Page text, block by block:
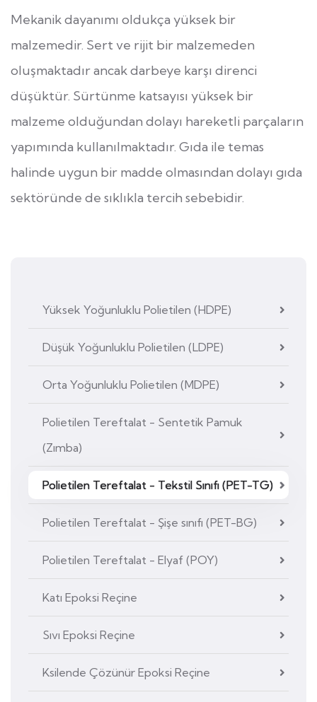
Yüksek Yoğunluklu Polietilen (HDPE)
Düşük Yoğunluklu Polietilen (LDPE)
Orta Yoğunluklu Polietilen (MDPE)
Polietilen Tereftalat - Sentetik Pamuk
(Zımba)
Polietilen Tereftalat - Tekstil Sınıfı (PET-TG)
Polietilen Tereftalat - Şişe sınıfı (PET-BG)
Polietilen Tereftalat - Elyaf (POY)
Katı Epoksi Reçine
Sıvı Epoksi Reçine
Ksilende Çözünür Epoksi Reçine
Mekanik dayanımı oldukça yüksek bir
malzemedir. Sert ve rijit bir malzemeden
oluşmaktadır ancak darbeye karşı direnci
düşüktür. Sürtünme katsayısı yüksek bir
malzeme olduğundan dolayı hareketli parçaların
yapımında kullanılmaktadır. Gıda ile temas
halinde uygun bir madde olmasından dolayı gıda
sektöründe de sıklıkla tercih sebebidir.